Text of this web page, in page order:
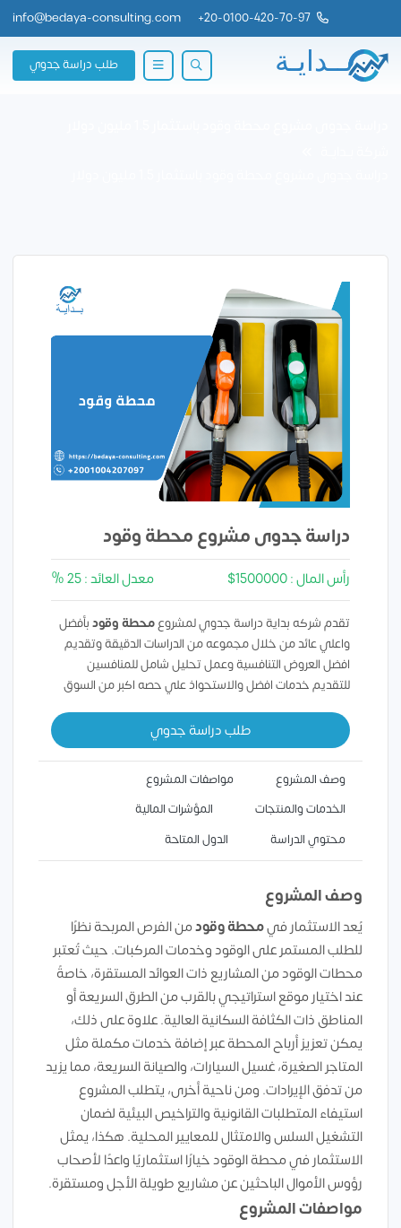
20-0100-420-70-97
+
info@bedaya-consulting.com
طلب دراسة جدوي
دراسة جدوى مشروع محطة وقود
رأس المال : 1500000$ معدل العائد : 25 %
تقدم شركه بداية دراسة جدوي لمشروعمحطة وقودبأفضل
واعلي عائد من خلال مجموعه من الدراسات الدقيقة وتقديم
افضل العروض التنافسية وعمل تحليل شامل للمنافسين
للتقديم خدمات افضل والاستحواذ علي حصه اكبر من السوق
طلب دراسة جدوي
وصف المشروع
مواصفات المشروع
الخدمات والمنتجات
المؤشرات المالية
محتوي الدراسة
الدول المتاحة
وصف المشروع
يُعد الاستثمار فيمحطة وقودمن الفرص المربحة نظرًا
للطلب المستمر على الوقود وخدمات المركبات. حيث تُعتبر
محطات الوقود من المشاريع ذات العوائد المستقرة، خاصةً
عند اختيار موقع استراتيجي بالقرب من الطرق السريعة أو
المناطق ذات الكثافة السكانية العالية. علاوة على ذلك،
يمكن تعزيز أرباح المحطة عبر إضافة خدمات مكملة مثل
المتاجر الصغيرة، غسيل السيارات، والصيانة السريعة، مما يزيد
من تدفق الإيرادات. ومن ناحية أخرى، يتطلب المشروع
استيفاء المتطلبات القانونية والتراخيص البيئية لضمان
التشغيل السلس والامتثال للمعايير المحلية. هكذا، يمثل
الاستثمار في محطة الوقود خيارًا استثماريًا واعدًا لأصحاب
رؤوس الأموال الباحثين عن مشاريع طويلة الأجل ومستقرة.
مواصفات المشروع